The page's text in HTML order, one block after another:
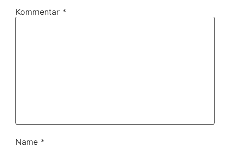
Kommentar *
Name *